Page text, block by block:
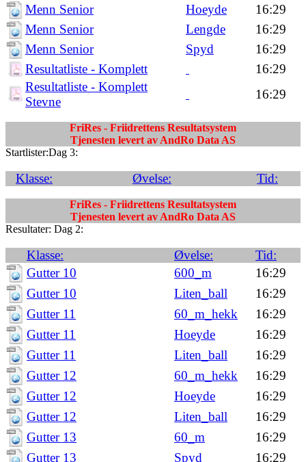
Menn Senior Hoeyde
16:29
Menn Senior
Lengde
16:29
Menn Senior
Spyd
16:29
Resultatliste - Komplett
16:29
Resultatliste - Komplett
Stevne
16:29
FriRes - Friidrettens Resultatsystem
Tjenesten levert av AndRo Data AS
Startlister:Dag 3:
Klasse: Øvelse: Tid:
FriRes - Friidrettens Resultatsystem
Tjenesten levert av AndRo Data AS
Resultater: Dag 2:
Klasse: Øvelse:
Tid:
Gutter 10
600_m
16:29
Gutter 10
Liten_ball
16:29
Gutter 11
60_m_hekk
16:29
Gutter 11
Hoeyde
16:29
Gutter 11
Liten_ball
16:29
Gutter 12
60_m_hekk
16:29
Gutter 12
Hoeyde
16:29
Gutter 12
Liten_ball
16:29
Gutter 13
60_m
16:29
Gutter 13
Spyd
16:29